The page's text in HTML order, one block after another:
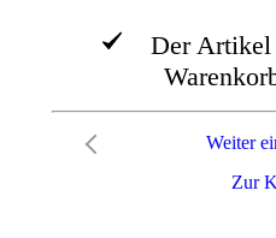
Der Artikel
Zur
Weiter